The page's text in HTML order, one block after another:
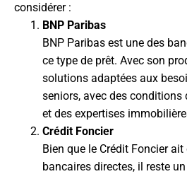
considérer :
BNP Paribas
BNP Paribas est une des
ce type de prêt. Avec son
solutions adaptées aux
seniors, avec des
et des expertises
Crédit Foncier
Bien que le Crédit Foncier
bancaires directes, il reste